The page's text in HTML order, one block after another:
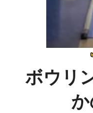
ボウリ